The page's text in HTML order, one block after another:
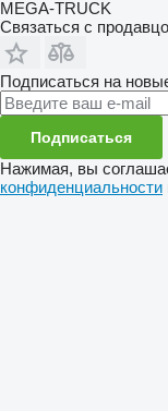
MEGA-TRUCK
Связаться с
Подписаться на
Подписаться
Нажимая, вы
конфиденциальности